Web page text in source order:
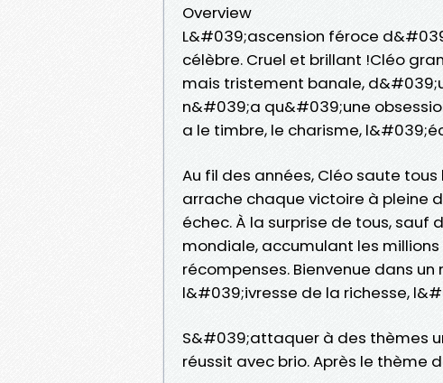
Overview
L&#039;ascension féroce
célèbre. Cruel et brillant !Cléo
mais tristement banale,
n&#039;a qu&#039;une
a le timbre, le charisme,
Au fil des années, Cléo saute
arrache chaque victoire à pleine
échec. À la surprise de tous,
mondiale, accumulant les
récompenses. Bienvenue dans
l&#039;ivresse de la richesse,
S&#039;attaquer à des thèmes
réussit avec brio. Après le thème